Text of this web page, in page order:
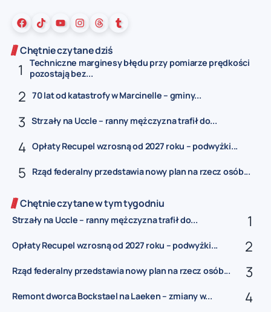
Chętnie czytane dziś
Techniczne marginesy błędu przy pomiarze prędkości
pozostają bez...
70 lat od katastrofy w Marcinelle – gminy...
Strzały na Uccle – ranny mężczyzna trafił do...
Opłaty Recupel wzrosną od 2027 roku – podwyżki...
Rząd federalny przedstawia nowy plan na rzecz osób...
Chętnie czytane w tym tygodniu
Strzały na Uccle – ranny mężczyzna trafił do...
Opłaty Recupel wzrosną od 2027 roku – podwyżki...
Rząd federalny przedstawia nowy plan na rzecz osób...
Remont dworca Bockstael na Laeken – zmiany w...